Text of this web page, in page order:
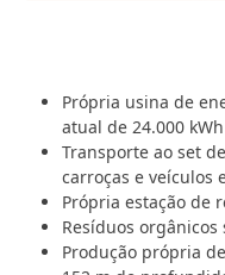
Própria usina de
atual de 24.000
Transporte ao set
carroças e veículos
Própria estação de
Resíduos
Produção própria